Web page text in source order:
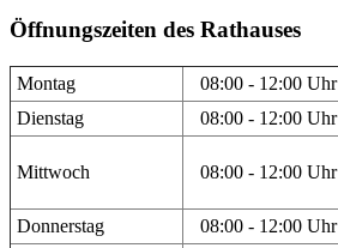
Öffnungszeiten des Rathauses
Montag 08:00 - 12:00 Uhr
Dienstag
08:00 - 12:00 Uhr
Mittwoch 08:00 - 12:00 Uhr
Donnerstag 08:00 - 12:00 Uhr